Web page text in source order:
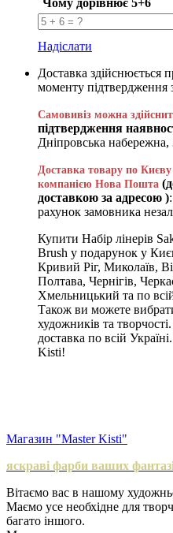
Надіслати
Доставка здійснюється
моменту підтвердження
Самовивіз можна
підтвердження
Дніпровська набережна,
Доставка товару по Києву
компанією Нова Пошта
доставкою за адресою )
рахунок замовника
Купити Набір лінерів
Brush у подарунок у
Кривий Ріг, Миколаїв,
Полтава, Чернігів,
Хмельницький та по
Також ви можете
художників та
доставка по всій
Kisti!
Магазин "Master Kisti"
яскраві фарби ваших
Вітаємо вас в нашому
Маємо усе необхідне для
багато іншого.